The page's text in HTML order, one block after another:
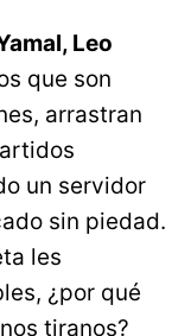
Leo
que son
arrastran
un servidor
sin piedad.
les
¿por qué
tiranos?